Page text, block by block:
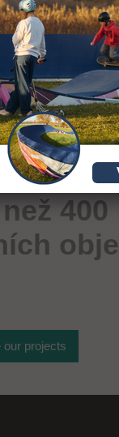
400
our projects